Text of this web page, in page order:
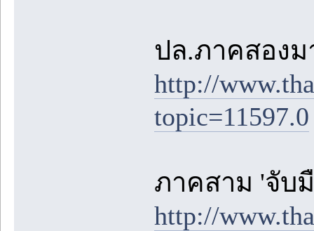
ปล.ภาคสอง
http://
topic=11597.0
ภาคสาม 'จับ
http://